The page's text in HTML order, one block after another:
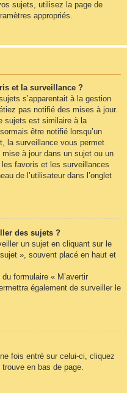
sujets, utilisez la page de
appropriés.
et la surveillance ?
s’apparentait à la gestion
pas notifié des mises à jour.
sujets est similaire à la
être notifié lorsqu’un
la surveillance vous permet
mise à jour dans un sujet ou un
favoris et les surveillances
de l’utilisateur dans l’onglet
des sujets ?
un sujet en cliquant sur le
», souvent placé en haut et
formulaire « M’avertir
également de surveiller le
fois entré sur celui-ci, cliquez
en bas de page.